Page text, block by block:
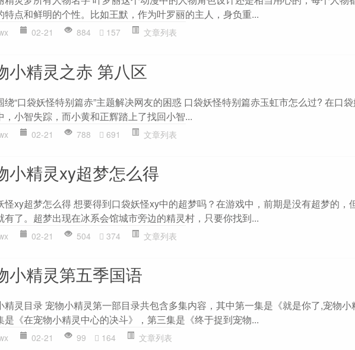
特点和鲜明的个性。比如王默，作为叶罗丽的主人，身负重...
02-21 884 157 文章列表
小精灵之赤 第八区
绕“口袋妖怪特别篇赤”主题解决网友的困惑 口袋妖怪特别篇赤玉虹市怎么过? 在口
，小智失踪，而小黄和正辉踏上了找回小智...
02-21 788 691 文章列表
小精灵xy超梦怎么得
怪xy超梦怎么得 想要得到口袋妖怪xy中的超梦吗？在游戏中，前期是没有超梦的，
有了。超梦出现在冰系会馆城市旁边的精灵村，只要你找到...
02-21 504 374 文章列表
小精灵第五季国语
精灵目录 宠物小精灵第一部目录共包含多集内容，其中第一集是《就是你了,宠物小
是《在宠物小精灵中心的决斗》，第三集是《终于捉到宠物...
02-21 99 164 文章列表